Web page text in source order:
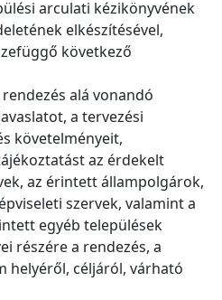
arculati kézikönyvének
elkészítésével,
következő
alá vonandó
a tervezési
követelményeit,
az érdekelt
az érintett állampolgárok,
szervek, valamint a
egyéb települések
részére a rendezés, a
helyéről, céljáról, várható